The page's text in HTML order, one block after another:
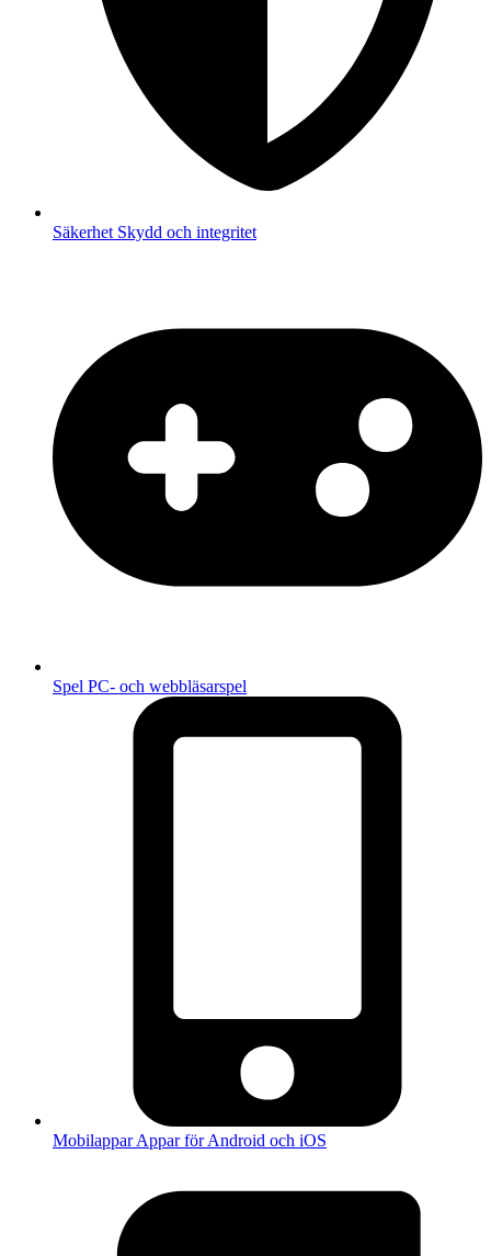
Säkerhet Skydd och integritet
Spel PC- och webbläsarspel
MobilapparAppar för Android och iOS